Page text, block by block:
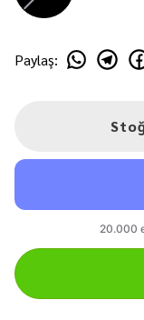
Paylaş: